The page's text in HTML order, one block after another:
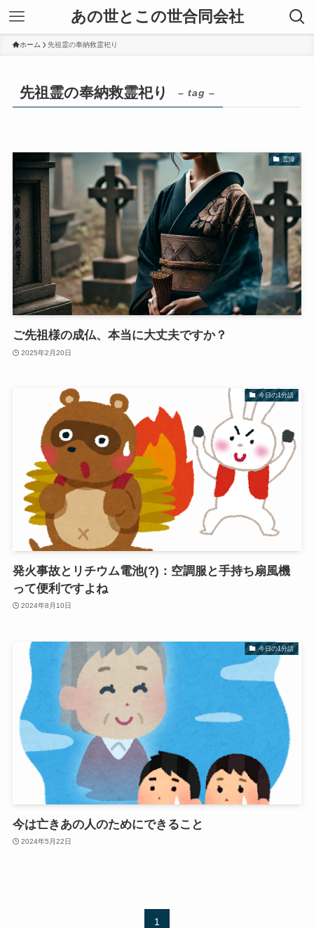
あの世とこの世合同会社
ホーム 先祖霊の奉納救霊祀り
先祖霊の奉納救霊祀り – tag –
霊障
ご先祖様の成仏、本当に大丈夫ですか？
2025年2月20日
今日の1分話
発火事故とリチウム電池(?)：空調服と手持ち扇風機
って便利ですよね
2024年8月10日
今日の1分話
今は亡きあの人のためにできること
2024年5月22日
1